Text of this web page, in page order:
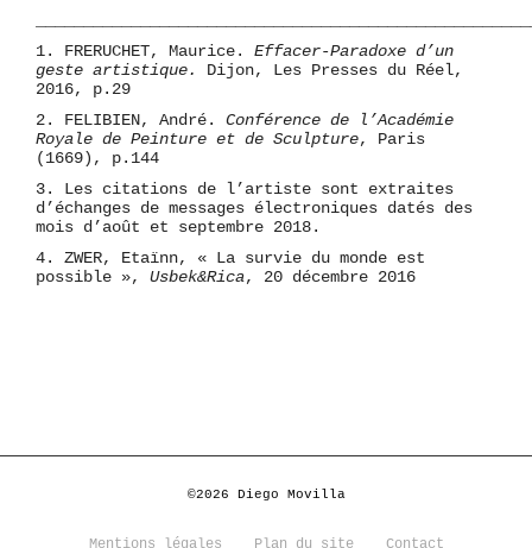
1. FRERUCHET, Maurice. Effacer-Paradoxe d’un
geste artistique. Dijon, Les Presses du Réel,
2016, p.29
2. FELIBIEN, André. Conférence de l’Académie
Royale de Peinture et de Sculpture, Paris
(1669), p.144
3. Les citations de l’artiste sont extraites
d’échanges de messages électroniques datés des
mois d’août et septembre 2018.
4. ZWER, Etaïnn, « La survie du monde est
possible », Usbek&Rica, 20 décembre 2016
©2026 Diego Movilla
Mentions légales Plan du site Contact